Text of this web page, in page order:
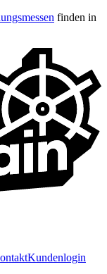
finden in
Kundenlogin